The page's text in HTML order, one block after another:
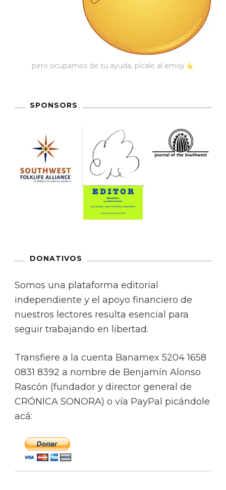
pero ocupamos de tu ayuda, pícale al emoji
SPONSORS
DONATIVOS
Somos una plataforma editorial
independiente y el apoyo financiero de
nuestros lectores resulta esencial para
seguir trabajando en libertad.
Transfiere a la cuenta Banamex 5204 1658
0831 8392 a nombre de Benjamín Alonso
Rascón (fundador y director general de
CRÓNICA SONORA) o vía PayPal picándole
acá: